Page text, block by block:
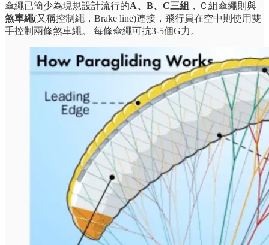
傘繩已簡少為現規設計流行的A、B、C三組 ，Ｃ組傘繩則與
煞車繩(又稱控制繩，Brake line)連接，飛行員在空中則使用雙
手控制兩條煞車繩。 每條傘繩可抗3-5個G力。